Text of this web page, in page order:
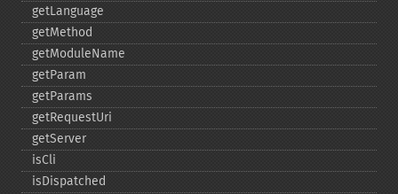
getLanguage
getMethod
getModuleName
getParam
getParams
getRequestUri
getServer
isCli
isDispatched